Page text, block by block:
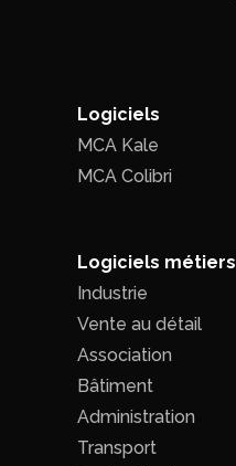
Logiciels
MCA Kale
MCA Colibri
Logiciels métiers
Industrie
Vente au détail
Association
Bâtiment
Administration
Transport